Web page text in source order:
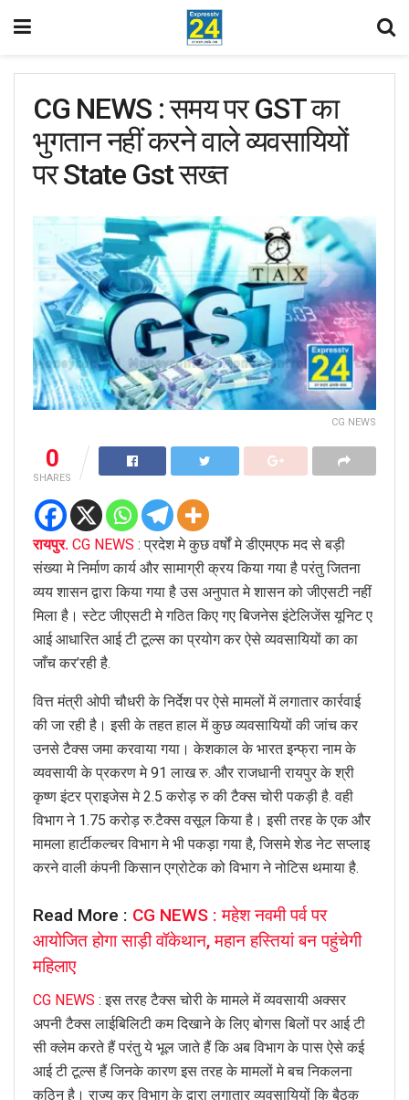
CG NEWS : समय पर GST का
भुगतान नहीं करने वाले व्यवसायियों
पर State Gst सख्त
CG NEWS
0
SHARES
रायपुर. CG NEWS : प्रदेश मे कुछ वर्षों मे डीएमएफ मद से बड़ी
संख्या मे निर्माण कार्य और सामाग्री क्रय किया गया है परंतु जितना
व्यय शासन द्वारा किया गया है उस अनुपात मे शासन को जीएसटी नहीं
मिला है। स्टेट जीएसटी मे गठित किए गए बिजनेस इंटेलिजेंस यूनिट ए
आई आधारित आई टी टूल्स का प्रयोग कर ऐसे व्यवसायियों का का
जाँच कर’रही है.
वित्त मंत्री ओपी चौधरी के निर्देश पर ऐसे मामलों में लगातार कार्रवाई
की जा रही है। इसी के तहत हाल में कुछ व्यवसायियों की जांच कर
उनसे टैक्स जमा करवाया गया। केशकाल के भारत इन्फ्रा नाम के
व्यवसायी के प्रकरण मे 91 लाख रु. और राजधानी रायपुर के श्री
कृष्ण इंटर प्राइजेस मे 2.5 करोड़ रु की टैक्स चोरी पकड़ी है. वही
विभाग ने 1.75 करोड़ रु.टैक्स वसूल किया है। इसी तरह के एक और
मामला हार्टीकल्चर विभाग मे भी पकड़ा गया है, जिसमे शेड नेट सप्लाइ
करने वाली कंपनी किसान एग्रोटेक को विभाग ने नोटिस थमाया है.
Read More : CG NEWS : महेश नवमी पर्व पर
आयोजित होगा साड़ी वॉकेथान, महान हस्तियां बन पहुंचेगी
महिलाए
CG NEWS : इस तरह टैक्स चोरी के मामले में व्यवसायी अक्सर
अपनी टैक्स लाईबिलिटी कम दिखाने के लिए बोगस बिलों पर आई टी
सी क्लेम करते हैं परंतु ये भूल जाते हैं कि अब विभाग के पास ऐसे कई
आई टी टूल्स हैं जिनके कारण इस तरह के मामलों मे बच निकलना
कठिन है। राज्य कर विभाग के द्वारा लगातार व्यवसायियों कि बैठक